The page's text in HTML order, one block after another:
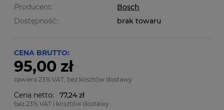
Producent:
Bosch
Dostępność:
brak towaru
CENA BRUTTO:
95,00 zł
zawiera 23% VAT, bez kosztów dostawy
Cena netto: 77,24 zł
bez 23% VAT i kosztów dostawy